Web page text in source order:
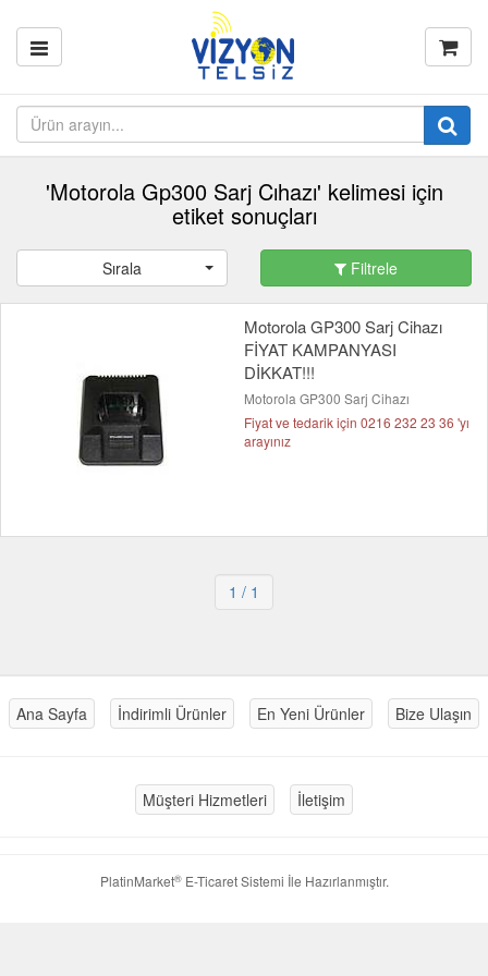
'Motorola Gp300 Sarj Cıhazı' kelimesi için
etiket sonuçları
Sırala Filtrele
Motorola GP300 Sarj Cihazı
FİYAT KAMPANYASI
DİKKAT!!!
Motorola GP300 Sarj Cihazı
Fiyat ve tedarik için 0216 232 23 36 'yı
arayınız
1 / 1
Ana Sayfa İndirimli Ürünler En Yeni Ürünler Bize Ulaşın
Müşteri Hizmetleri İletişim
PlatinMarket®E-Ticaret Sistemi İle Hazırlanmıştır.